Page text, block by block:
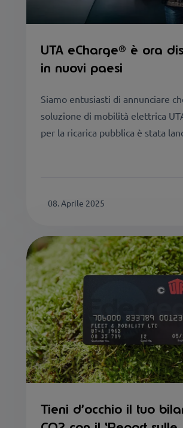
UTA eCharge® è ora
in nuovi paesi
Siamo entusiasti di annunciare
soluzione di mobilità elettrica
per la ricarica pubblica è stata
08. Aprile 2025
Tieni d’occhio il tuo